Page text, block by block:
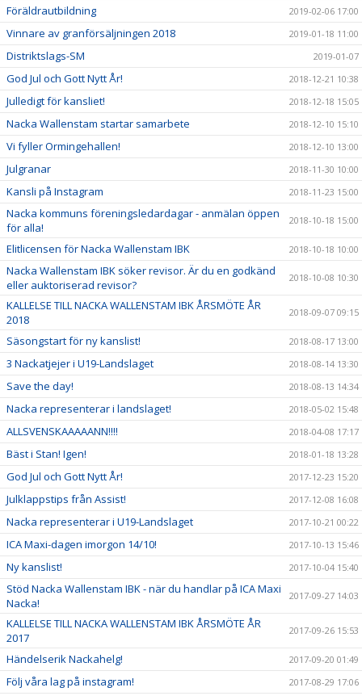
Föräldrautbildning 2019-02-06 17:00
Vinnare av granförsäljningen 2018 2019-01-18 11:00
Distriktslags-SM 2019-01-07
God Jul och Gott Nytt År! 2018-12-21 10:38
Julledigt för kansliet! 2018-12-18 15:05
Nacka Wallenstam startar samarbete 2018-12-10 15:10
Vi fyller Ormingehallen! 2018-12-10 13:00
Julgranar 2018-11-30 10:00
Kansli på Instagram 2018-11-23 15:00
Nacka kommuns föreningsledardagar - anmälan öppen
för alla!
2018-10-18 15:00
Elitlicensen för Nacka Wallenstam IBK 2018-10-18 10:00
Nacka Wallenstam IBK söker revisor. Är du en godkänd
eller auktoriserad revisor?
2018-10-08 10:30
KALLELSE TILL NACKA WALLENSTAM IBK ÅRSMÖTE ÅR
2018
2018-09-07 09:15
Säsongstart för ny kanslist! 2018-08-17 13:00
3 Nackatjejer i U19-Landslaget 2018-08-14 13:30
Save the day! 2018-08-13 14:34
Nacka representerar i landslaget! 2018-05-02 15:48
ALLSVENSKAAAAANN!!!! 2018-04-08 17:17
Bäst i Stan! Igen! 2018-01-18 13:28
God Jul och Gott Nytt År! 2017-12-23 15:20
Julklappstips från Assist! 2017-12-08 16:08
Nacka representerar i U19-Landslaget 2017-10-21 00:22
ICA Maxi-dagen imorgon 14/10! 2017-10-13 15:46
Ny kanslist! 2017-10-04 15:40
Stöd Nacka Wallenstam IBK - när du handlar på ICA Maxi
Nacka!
2017-09-27 14:03
KALLELSE TILL NACKA WALLENSTAM IBK ÅRSMÖTE ÅR
2017
2017-09-26 15:53
Händelserik Nackahelg! 2017-09-20 01:49
Följ våra lag på instagram! 2017-08-29 17:06